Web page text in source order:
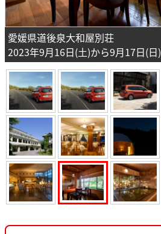
愛媛県道後泉大和屋別荘
2023年9月16日(土)から9月17日(日)